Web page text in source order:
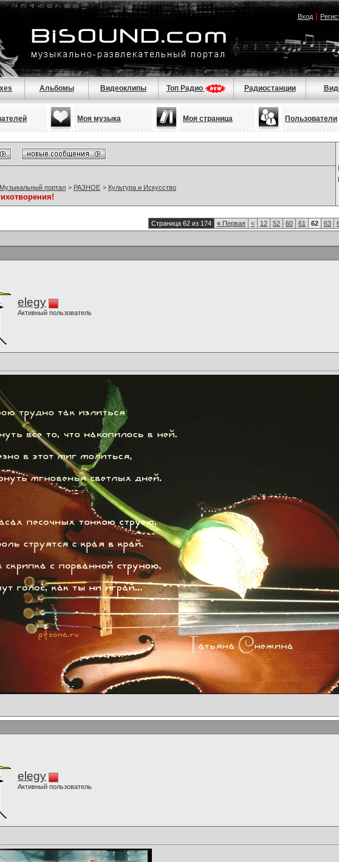
Вход|
Альбомы Видеоклипы Топ Радио Радиостанции
Моя музыка Моя страница Пользователи
портал > РАЗНОЕ > Культура и Искусство
Страница 62 из 174 « Первая < 12 52 60 61 62 63
elegy
Активный пользователь
elegy
Активный пользователь